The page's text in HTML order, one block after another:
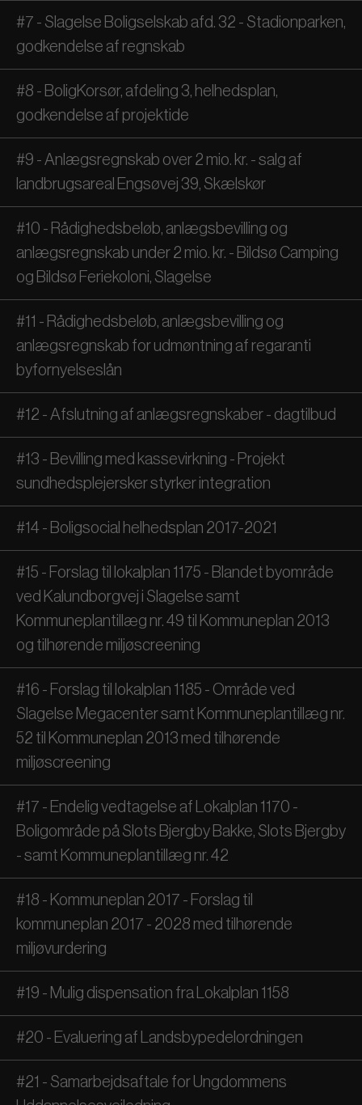
#7 - Slagelse Boligselskab afd. 32 - Stadionparken,
godkendelse af regnskab
#8 - BoligKorsør, afdeling 3, helhedsplan,
godkendelse af projektide
#9 - Anlægsregnskab over 2 mio. kr. - salg af
landbrugsareal Engsøvej 39, Skælskør
#10 - Rådighedsbeløb, anlægsbevilling og
anlægsregnskab under 2 mio. kr. - Bildsø Camping
og Bildsø Feriekoloni, Slagelse
#11 - Rådighedsbeløb, anlægsbevilling og
anlægsregnskab for udmøntning af regaranti
byfornyelseslån
#12 - Afslutning af anlægsregnskaber - dagtilbud
#13 - Bevilling med kassevirkning - Projekt
sundhedsplejersker styrker integration
#14 - Boligsocial helhedsplan 2017-2021
#15 - Forslag til lokalplan 1175 - Blandet byområde
ved Kalundborgvej i Slagelse samt
Kommuneplantillæg nr. 49 til Kommuneplan 2013
og tilhørende miljøscreening
#16 - Forslag til lokalplan 1185 - Område ved
Slagelse Megacenter samt Kommuneplantillæg nr.
52 til Kommuneplan 2013 med tilhørende
miljøscreening
#17 - Endelig vedtagelse af Lokalplan 1170 -
Boligområde på Slots Bjergby Bakke, Slots Bjergby
- samt Kommuneplantillæg nr. 42
#18 - Kommuneplan 2017 - Forslag til
kommuneplan 2017 - 2028 med tilhørende
miljøvurdering
#19 - Mulig dispensation fra Lokalplan 1158
#20 - Evaluering af Landsbypedelordningen
#21 - Samarbejdsaftale for Ungdommens